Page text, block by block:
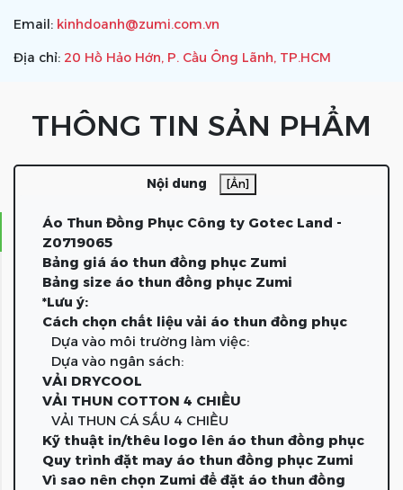
Email: kinhdoanh@zumi.com.vn
Địa chỉ: 20 Hồ Hảo Hớn, P. Cầu Ông Lãnh, TP.HCM
THÔNG TIN SẢN PHẨM
Nội dung [Ẩn]
Áo Thun Đồng Phục Công ty Gotec Land -
Z0719065
Bảng giá áo thun đồng phục Zumi
Bảng size áo thun đồng phục Zumi
*Lưu ý:
Cách chọn chất liệu vải áo thun đồng phục
Dựa vào môi trường làm việc:
Dựa vào ngân sách:
VẢI DRYCOOL
VẢI THUN COTTON 4 CHIỀU
VẢI THUN CÁ SẤU 4 CHIỀU
Kỹ thuật in/thêu logo lên áo thun đồng phục
Quy trình đặt may áo thun đồng phục Zumi
Vì sao nên chọn Zumi để đặt áo thun đồng